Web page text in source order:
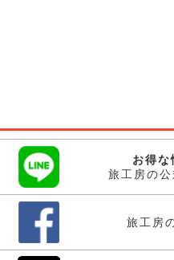
お得な
旅工房の
旅工房